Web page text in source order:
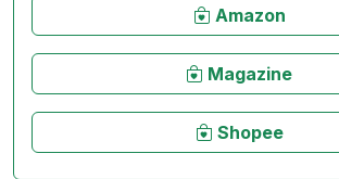
Amazon
Magazine
Shopee